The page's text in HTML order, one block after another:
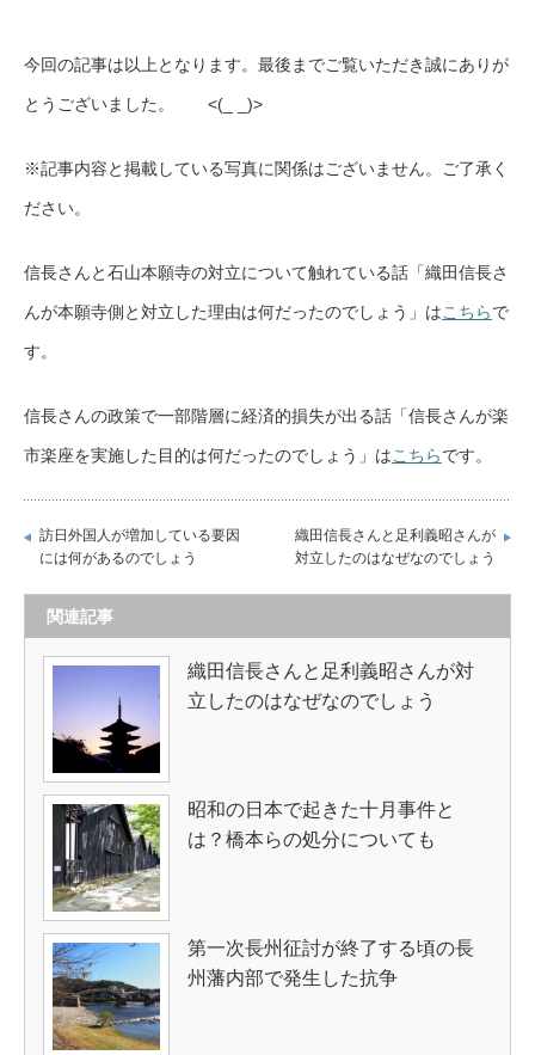
今回の記事は以上となります。最後までご覧いただき誠にありが
とうございました。 <(_ _)>
※記事内容と掲載している写真に関係はございません。ご了承く
ださい。
信長さんと石山本願寺の対立について触れている話「織田信長さ
んが本願寺側と対立した理由は何だったのでしょう」はこちらで
す。
信長さんの政策で一部階層に経済的損失が出る話「信長さんが楽
市楽座を実施した目的は何だったのでしょう」はこちらです。
訪日外国人が増加している要因
には何があるのでしょう
織田信長さんと足利義昭さんが
対立したのはなぜなのでしょう
関連記事
織田信長さんと足利義昭さんが対
立したのはなぜなのでしょう
昭和の日本で起きた十月事件と
は？橋本らの処分についても
第一次長州征討が終了する頃の長
州藩内部で発生した抗争